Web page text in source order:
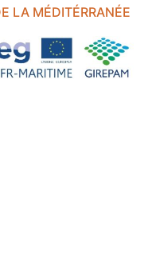
LA MÉDITÉRRANÉE